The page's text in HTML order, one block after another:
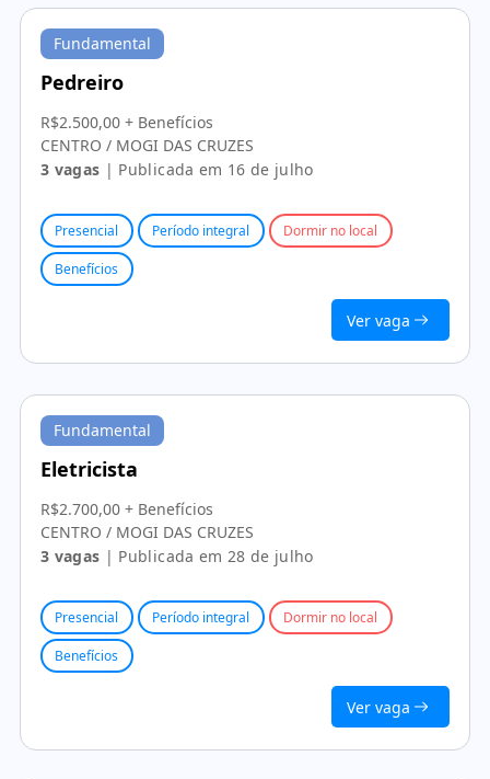
Fundamental
Pedreiro
R$2.500,00 + Benefícios
CENTRO / MOGI DAS CRUZES
3 vagas | Publicada em 16 de julho
Presencial Período integral Dormir no local
Benefícios
Ver vaga
Fundamental
Eletricista
R$2.700,00 + Benefícios
CENTRO / MOGI DAS CRUZES
3 vagas | Publicada em 28 de julho
Presencial Período integral Dormir no local
Benefícios
Ver vaga